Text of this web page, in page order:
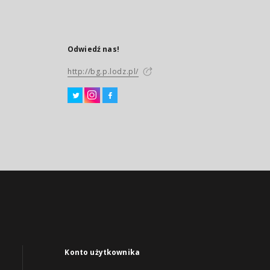
Odwiedź nas!
http://bg.p.lodz.pl/
Konto użytkownika